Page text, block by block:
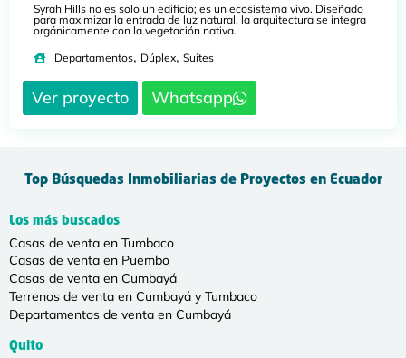
Syrah Hills no es solo un edificio; es un ecosistema vivo. Diseñado
para maximizar la entrada de luz natural, la arquitectura se integra
orgánicamente con la vegetación nativa.
Departamentos, Dúplex, Suites
Ver proyecto Whatsapp
Top Búsquedas Inmobiliarias de Proyectos en Ecuador
Los más buscados
Casas de venta en Tumbaco
Casas de venta en Puembo
Casas de venta en Cumbayá
Terrenos de venta en Cumbayá y Tumbaco
Departamentos de venta en Cumbayá
Quito